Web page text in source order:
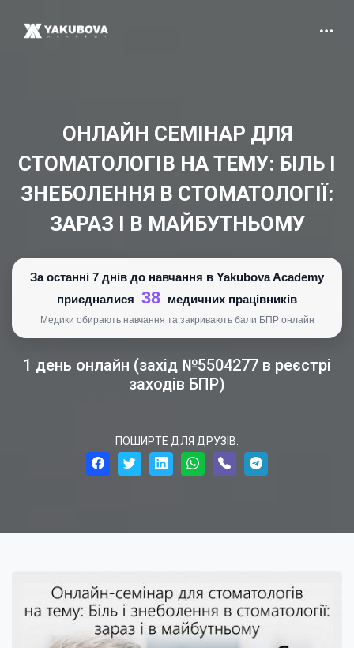
ОНЛАЙН СЕМІНАР ДЛЯ
СТОМАТОЛОГІВ НА ТЕМУ: БІЛЬ І
ЗНЕБОЛЕННЯ В СТОМАТОЛОГІЇ:
ЗАРАЗ І В МАЙБУТНЬОМУ
За останні 7 днів до навчання в Yakubova Academy
приєдналися 38 медичних працівників
Медики обирають навчання та закривають бали БПР онлайн
1 день онлайн (захід №5504277 в реєстрі
заходів БПР)
ПОШИРТЕ ДЛЯ ДРУЗІВ: